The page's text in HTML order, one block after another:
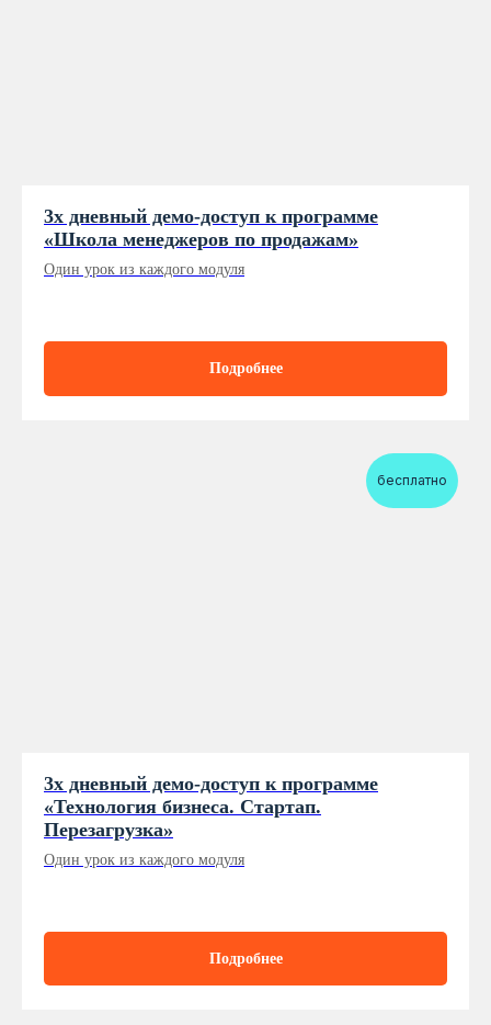
3х дневный демо-доступ к программе
«Школа менеджеров по продажам»
Один урок из каждого модуля
Подробнее
бесплатно
3х дневный демо-доступ к программе
«Технология бизнеса. Стартап.
Перезагрузка»
Один урок из каждого модуля
Подробнее